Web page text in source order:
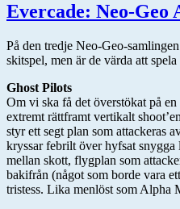
Evercade: Neo-Geo
På den tredje Neo-Geo-
skitspel, men är de värda att
Ghost Pilots
Om vi ska få det överstökat på
extremt rättframt vertikalt
styr ett segt plan som attackeras
kryssar febrilt över hyfsat
mellan skott, flygplan som
bakifrån (något som borde vara
tristess. Lika menlöst som Alpha